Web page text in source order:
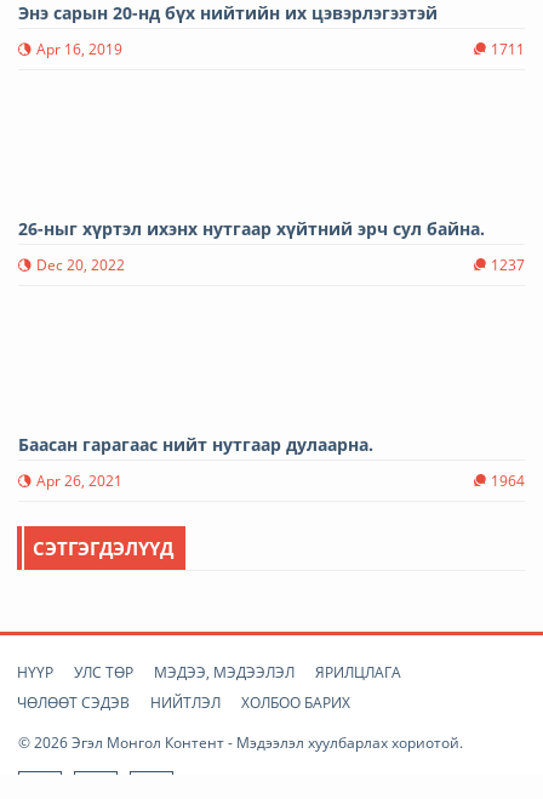
Энэ сарын 20-нд бүх нийтийн их цэвэрлэгээтэй
Apr 16, 2019 1711
26-ныг хүртэл ихэнх нутгаар хүйтний эрч сул байна.
Dec 20, 2022 1237
Баасан гарагаас нийт нутгаар дулаарна.
Apr 26, 2021 1964
СЭТГЭГДЭЛҮҮД
НҮҮР УЛС ТӨР МЭДЭЭ, МЭДЭЭЛЭЛ
ЯРИЛЦЛАГА
ЧӨЛӨӨТ СЭДЭВ
НИЙТЛЭЛ
ХОЛБОО БАРИХ
© 2026 Эгэл Монгол Контент - Мэдээлэл хуулбарлах хориотой.